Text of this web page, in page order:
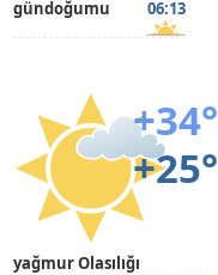
gündoğumu 06:13
+34°
+25°
yağmur Olasılığı